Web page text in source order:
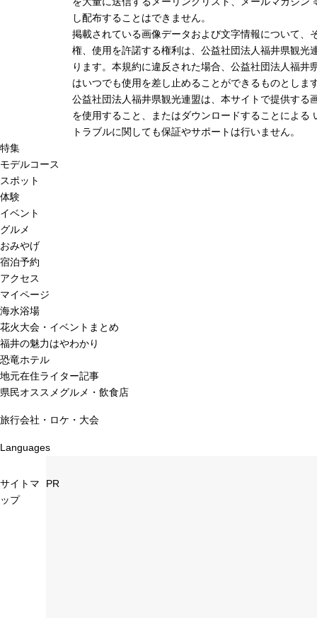
し配布することはできません。
掲載されている画像データおよび文字情報について、
権、使用を許諾する権利は、公益社団法人福井県観光
ります。本規約に違反された場合、公益社団法人福井
はいつでも使用を差し止めることができるものとしま
公益社団法人福井県観光連盟は、本サイトで提供する
を使用すること、またはダウンロードすることによる
トラブルに関しても保証やサポートは行いません。
特集
モデルコース
スポット
体験
イベント
グルメ
おみやげ
宿泊予約
アクセス
マイページ
海水浴場
花火大会・イベントまとめ
福井の魅力はやわかり
恐竜ホテル
地元在住ライター記事
県民オススメグルメ・飲食店
旅行会社・ロケ・大会
Languages
サイトマ
ップ
PR